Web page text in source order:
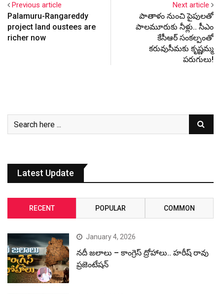
Previous article
Palamuru-Rangareddy
project land oustees are
richer now
Next article
పాతాళం నుంచి పైపుల‌తో
పాల‌మూరుకు నీళ్లు.. సీఎం
కేసీఆర్ సంక‌ల్పంతో
క‌రువుసీమ‌కు కృష్ణ‌మ్మ
ప‌రుగులు!
Latest Update
RECENT POPULAR COMMON
January 4, 2026
నదీ జలాలు – కాంగ్రెస్ ద్రోహాలు.. హరీష్ రావు
ప్రజెంటేషన్